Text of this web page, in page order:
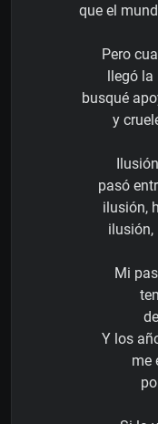
que el
Pero
llegó la
busqué
y
pasó
ilusión,
ilusión,
Mi
Y los
me